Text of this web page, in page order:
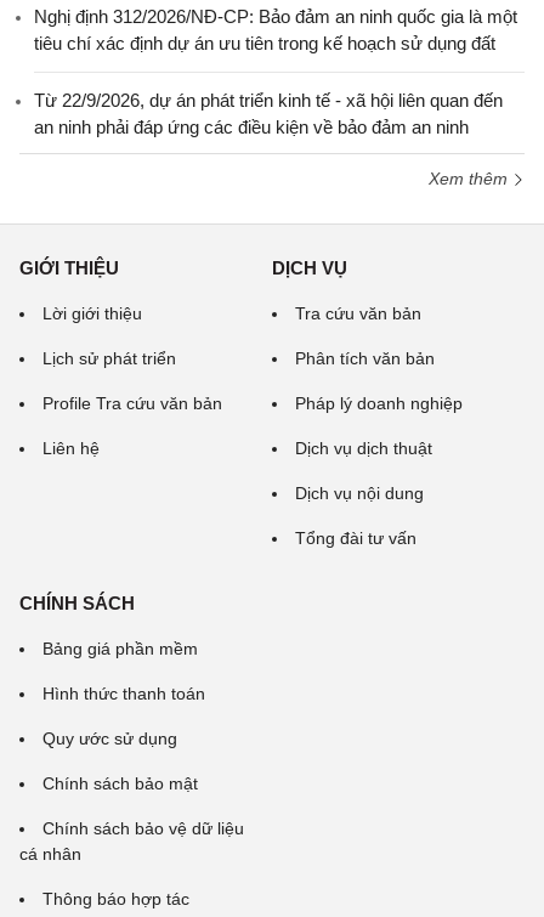
Nghị định 312/2026/NĐ-CP: Bảo đảm an ninh quốc gia là một
tiêu chí xác định dự án ưu tiên trong kế hoạch sử dụng đất
Từ 22/9/2026, dự án phát triển kinh tế - xã hội liên quan đến
an ninh phải đáp ứng các điều kiện về bảo đảm an ninh
Xem thêm
GIỚI THIỆU
Lời giới thiệu
Lịch sử phát triển
Profile Tra cứu văn bản
Liên hệ
DỊCH VỤ
Tra cứu văn bản
Phân tích văn bản
Pháp lý doanh nghiệp
Dịch vụ dịch thuật
Dịch vụ nội dung
Tổng đài tư vấn
CHÍNH SÁCH
Bảng giá phần mềm
Hình thức thanh toán
Quy ước sử dụng
Chính sách bảo mật
Chính sách bảo vệ dữ liệu
cá nhân
Thông báo hợp tác